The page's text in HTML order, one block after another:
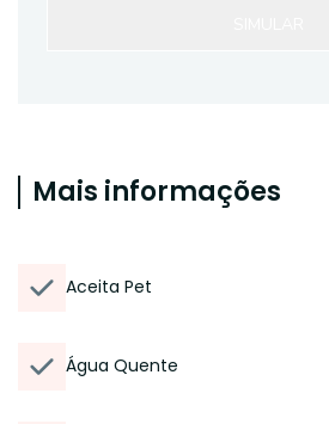
Mais informações
Aceita Pet
Água Quente